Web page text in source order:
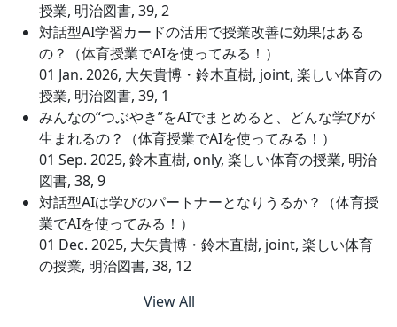
授業, 明治図書, 39, 2
対話型AI学習カードの活用で授業改善に効果はある
の？（体育授業でAIを使ってみる！）
01 Jan. 2026, 大矢貴博・鈴木直樹, joint, 楽しい体育の
授業, 明治図書, 39, 1
みんなの“つぶやき”をAIでまとめると、どんな学びが
生まれるの？（体育授業でAIを使ってみる！）
01 Sep. 2025, 鈴木直樹, only, 楽しい体育の授業, 明治
図書, 38, 9
対話型AIは学びのパートナーとなりうるか？（体育授
業でAIを使ってみる！）
01 Dec. 2025, 大矢貴博・鈴木直樹, joint, 楽しい体育
の授業, 明治図書, 38, 12
View All